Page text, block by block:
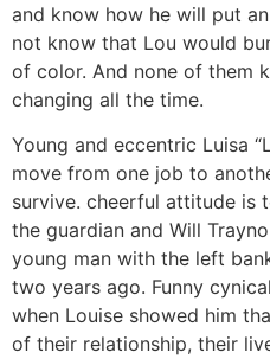
and know how he will put
not know that Lou would
of color. And none of them
changing all the time.
Young and eccentric Luisa
move from one job to
survive. cheerful attitude is
the guardian and Will
young man with the left
two years ago. Funny
when Louise showed him
of their relationship, their